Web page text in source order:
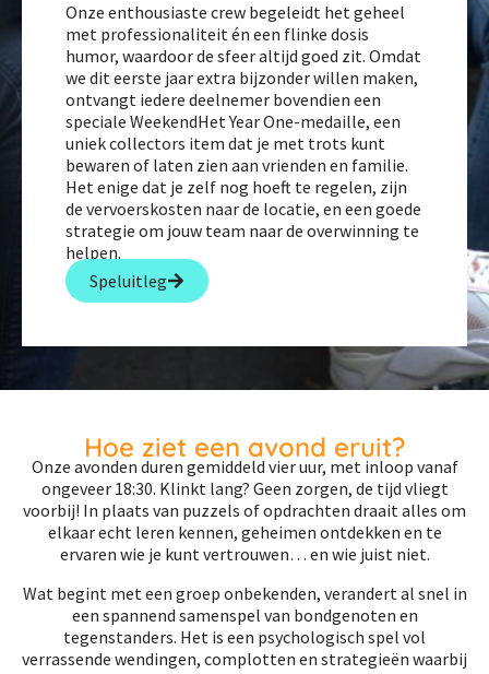
Onze enthousiaste crew begeleidt het geheel
met professionaliteit én een flinke dosis
humor, waardoor de sfeer altijd goed zit. Omdat
we dit eerste jaar extra bijzonder willen maken,
ontvangt iedere deelnemer bovendien een
speciale WeekendHet Year One-medaille, een
uniek collectors item dat je met trots kunt
bewaren of laten zien aan vrienden en familie.
Het enige dat je zelf nog hoeft te regelen, zijn
de vervoerskosten naar de locatie, en een goede
strategie om jouw team naar de overwinning te
helpen.
Speluitleg
Hoe ziet een avond eruit?
Onze avonden duren gemiddeld vier uur, met inloop vanaf
ongeveer 18:30. Klinkt lang? Geen zorgen, de tijd vliegt
voorbij! In plaats van puzzels of opdrachten draait alles om
elkaar echt leren kennen, geheimen ontdekken en te
ervaren wie je kunt vertrouwen… en wie juist niet.
Wat begint met een groep onbekenden, verandert al snel in
een spannend samenspel van bondgenoten en
tegenstanders. Het is een psychologisch spel vol
verrassende wendingen, complotten en strategieën waarbij